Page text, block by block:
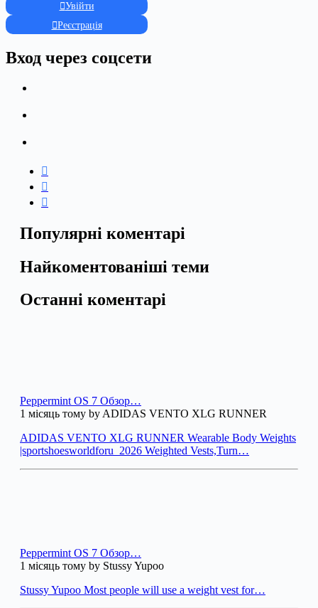
Увійти
Реєстрація
Вход через соцсети
Популярні коментарі
Найкоментованіші теми
Останні коментарі
Peppermint OS 7 Обзор…
1 місяць тому by ADIDAS VENTO XLG RUNNER
ADIDAS VENTO XLG RUNNER Wearable Body Weights
|sportshoesworldforu_2026 Weighted Vests,Turn…
Peppermint OS 7 Обзор…
1 місяць тому by Stussy Yupoo
Stussy Yupoo Most people will use a weight vest for…